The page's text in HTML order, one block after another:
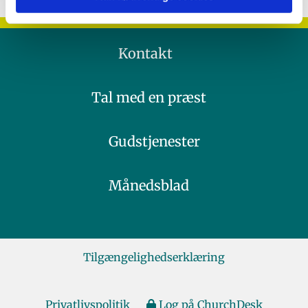
Kontakt
Tal med en præst
Gudstjenester
Månedsblad
Tilgængelighedserklæring
Privatlivspolitik Log på ChurchDesk